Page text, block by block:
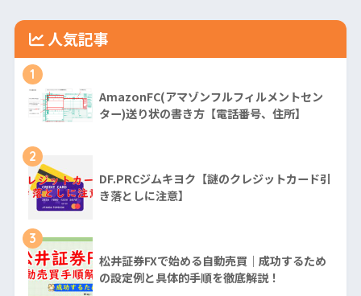
人気記事
1
AmazonFC(アマゾンフルフィルメントセン
ター)送り状の書き方【電話番号、住所】
2
DF.PRCジムキヨク【謎のクレジットカード引
き落としに注意】
3
松井証券FXで始める自動売買｜成功するため
の設定例と具体的手順を徹底解説！